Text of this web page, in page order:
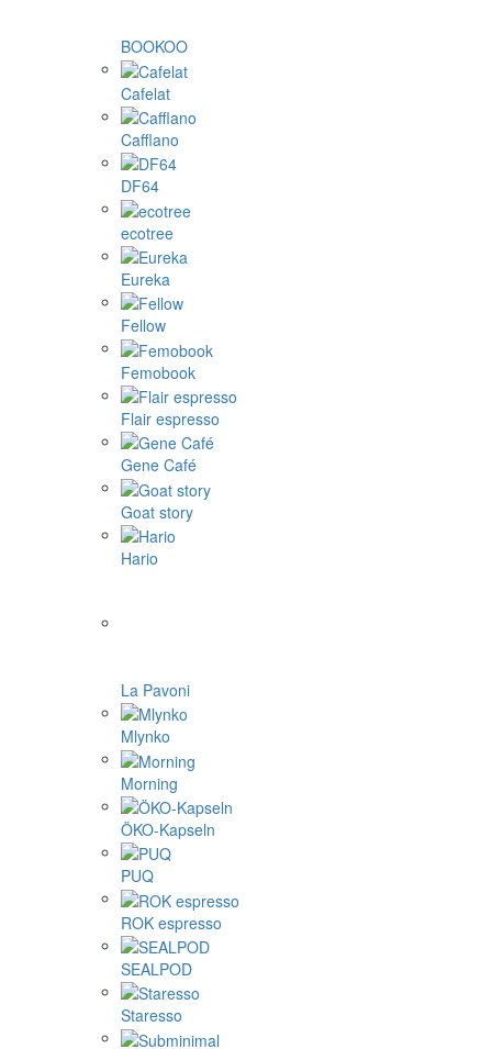
BOOKOO
Cafelat
Cafflano
DF64
ecotree
Eureka
Fellow
Femobook
Flair espresso
Gene Café
Goat story
Hario
La Pavoni
Mlynko
Morning
ÖKO-Kapseln
PUQ
ROK espresso
SEALPOD
Staresso